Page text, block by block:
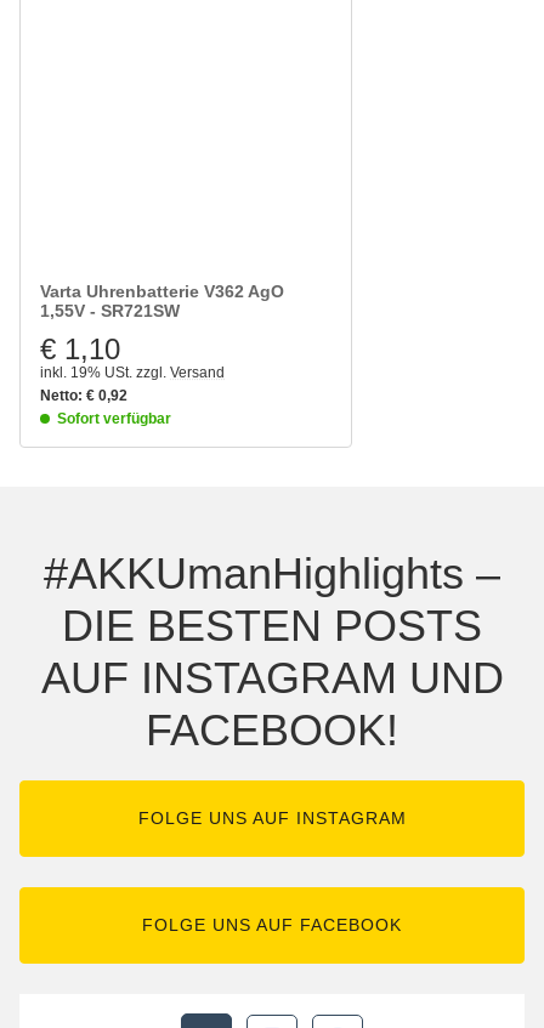
Varta Uhrenbatterie V362 AgO
1,55V - SR721SW
€ 1,10
inkl. 19% USt. zzgl. Versand
Netto: € 0,92
Sofort verfügbar
#AKKUmanHighlights –
DIE BESTEN POSTS
AUF INSTAGRAM UND
FACEBOOK!
FOLGE UNS AUF INSTAGRAM
FOLGE UNS AUF FACEBOOK